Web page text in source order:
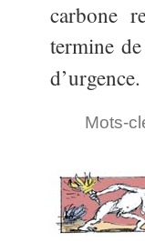
carbone
termine
d’urgence.
Mots-